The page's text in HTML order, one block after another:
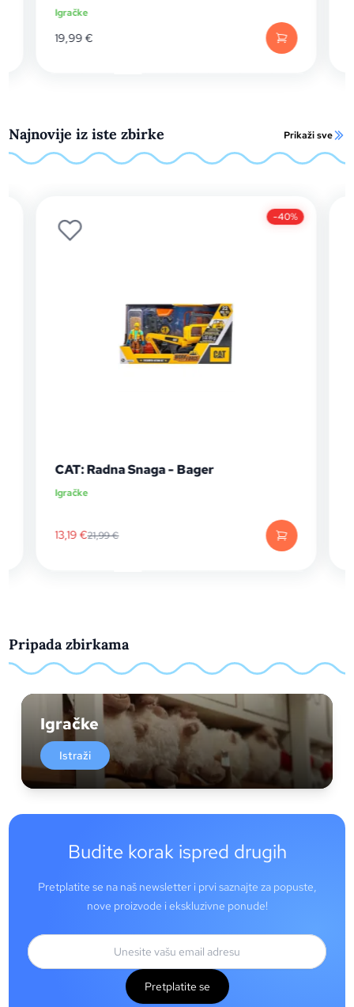
Igračke
19,99€
Najnovije iz iste zbirke Prikaži sve
-40%
CAT: Radna Snaga - Bager
Igračke
13,19 €21,99€
Pripada zbirkama
Igračke
Istraži
Budite korak ispred drugih
Pretplatite se na naš newsletter i prvi saznajte za popuste,
nove proizvode i ekskluzivne ponude!
Pretplatite se